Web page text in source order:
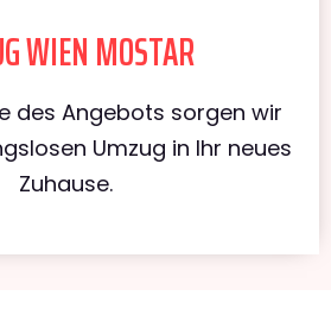
WIEN MOSTAR
des Angebots sorgen wir
Umzug in Ihr neues
Zuhause.